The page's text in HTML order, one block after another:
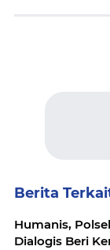
Berita
Humanis,
Dialogis Beri